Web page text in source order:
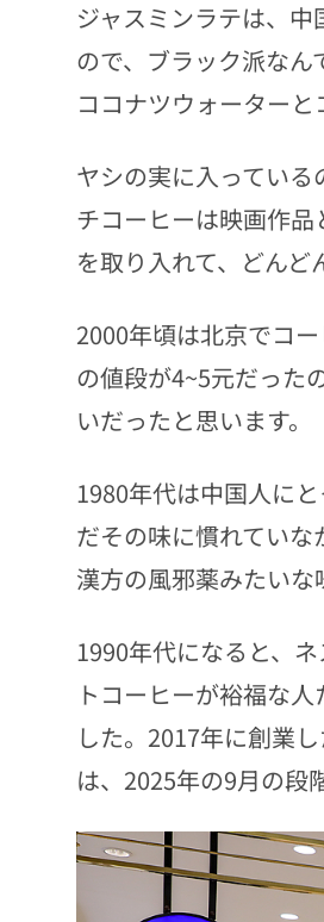
ジャスミンラテは、
ので、ブラック派なん
ココナツウォーター
ヤシの実に入ってい
チコーヒーは映画作
を取り入れて、どんど
2000年頃は北京でコ
の値段が4~5元だった
いだったと思います。
1980年代は中国人に
だその味に慣れていな
漢方の風邪薬みたいな
1990年代になると、
トコーヒーが裕福な
した。2017年に創業
は、2025年の9月の段